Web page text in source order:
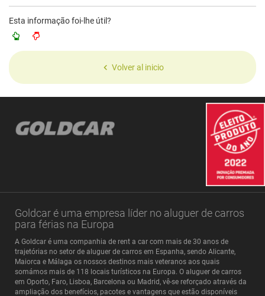
Esta informação foi-lhe útil?
Volver al inicio
Goldcar é uma empresa líder no aluguer de carros
para férias na Europa
A Goldcar é uma companhia de rent a car com mais de 30 anos de
trajetórias no setor de aluguer de carros em Espanha, sendo Alicante,
Maiorca e Málaga os nossos destinos mais veteranos aos quais
somámos mais de 118 locais turísticos na Europa. O aluguer de carros
em Oporto, Faro, Lisboa, Barcelona ou Madrid, vê-se reforçado através da
ampliação dos benefícios, pacotes e vantagens que estão disponíveis